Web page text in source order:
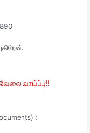
வேலை வாய்ப்பு!!
: